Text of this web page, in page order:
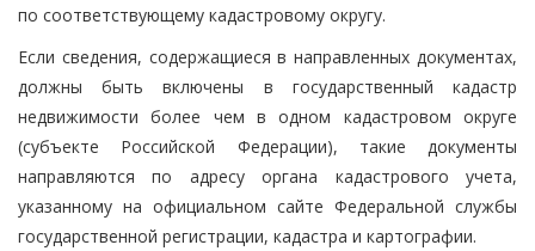
по соответствующему кадастровому округу.
Если сведения, содержащиеся в направленных документах,
должны быть включены в государственный кадастр
недвижимости более чем в одном кадастровом округе
(субъекте Российской Федерации), такие документы
направляются по адресу органа кадастрового учета,
указанному на официальном сайте Федеральной службы
государственной регистрации, кадастра и картографии.